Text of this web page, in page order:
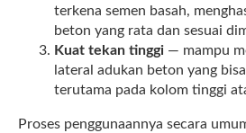
terkena semen basah,
beton yang rata dan sesuai
Kuat tekan tinggi — mampu
lateral adukan beton yang
terutama pada kolom tinggi
Proses penggunaannya secara